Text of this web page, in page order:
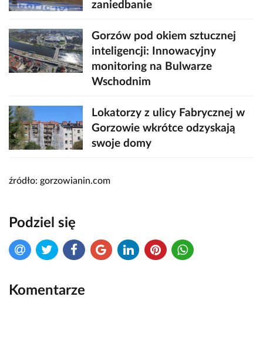
zaniedbanie
Gorzów pod okiem sztucznej
inteligencji: Innowacyjny
monitoring na Bulwarze
Wschodnim
Lokatorzy z ulicy Fabrycznej w
Gorzowie wkrótce odzyskają
swoje domy
źródło: gorzowianin.com
Podziel się
Komentarze